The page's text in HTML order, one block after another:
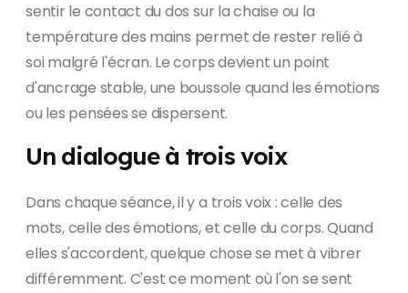
sentir le contact du dos sur la chaise ou la
température des mains permet de rester relié à
soi malgré l'écran. Le corps devient un point
d'ancrage stable, une boussole quand les émotions
ou les pensées se dispersent.
Un dialogue à trois voix
Dans chaque séance, il y a trois voix : celle des
mots, celle des émotions, et celle du corps. Quand
elles s'accordent, quelque chose se met à vibrer
différemment. C'est ce moment où l'on se sent